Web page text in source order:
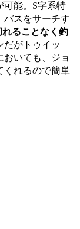
可能。S字系特
バスをサーチす
ることなく釣
だがトゥイッ
いても、ジョ
くれるので簡単